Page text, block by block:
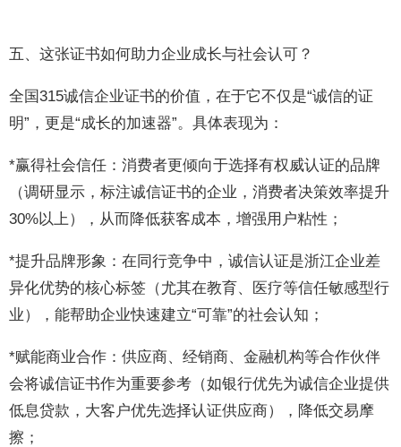
五、这张证书如何助力企业成长与社会认可？
全国315诚信企业证书的价值，在于它不仅是“诚信的证
明”，更是“成长的加速器”。具体表现为：
*赢得社会信任：消费者更倾向于选择有权威认证的品牌
（调研显示，标注诚信证书的企业，消费者决策效率提升
30%以上），从而降低获客成本，增强用户粘性；
*提升品牌形象：在同行竞争中，诚信认证是浙江企业差
异化优势的核心标签（尤其在教育、医疗等信任敏感型行
业），能帮助企业快速建立“可靠”的社会认知；
*赋能商业合作：供应商、经销商、金融机构等合作伙伴
会将诚信证书作为重要参考（如银行优先为诚信企业提供
低息贷款，大客户优先选择认证供应商），降低交易摩
擦；